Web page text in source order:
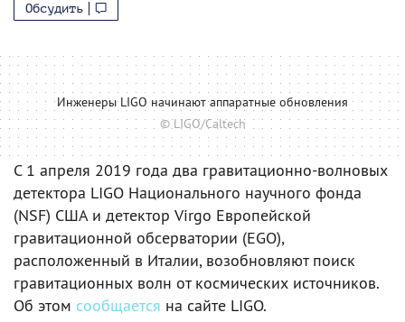
Обсудить
Инженеры LIGO начинают аппаратные обновления
© LIGO/Caltech
С 1 апреля 2019 года два гравитационно-волновых
детектора LIGO Национального научного фонда
(NSF) США и детектор Virgo Европейской
гравитационной обсерватории (EGO),
расположенный в Италии, возобновляют поиск
гравитационных волн от космических источников.
Об этом сообщается на сайте LIGO.